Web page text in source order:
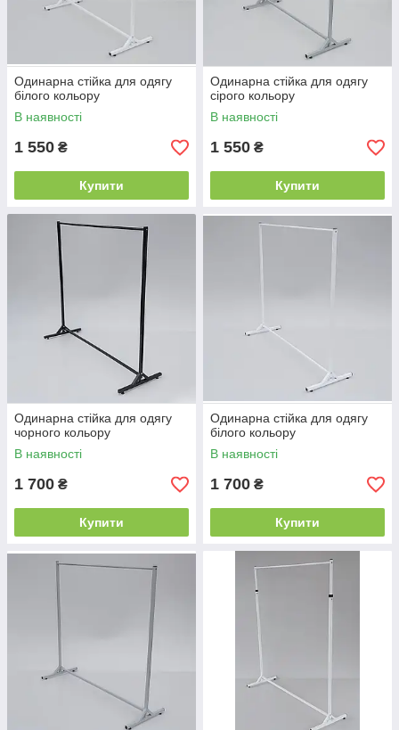
Одинарна стійка для одягу
білого кольору
В наявності
1 550 ₴
Купити
Одинарна стійка для одягу
сірого кольору
В наявності
1 550 ₴
Купити
Одинарна стійка для одягу
чорного кольору
В наявності
1 700 ₴
Купити
Одинарна стійка для одягу
білого кольору
В наявності
1 700 ₴
Купити